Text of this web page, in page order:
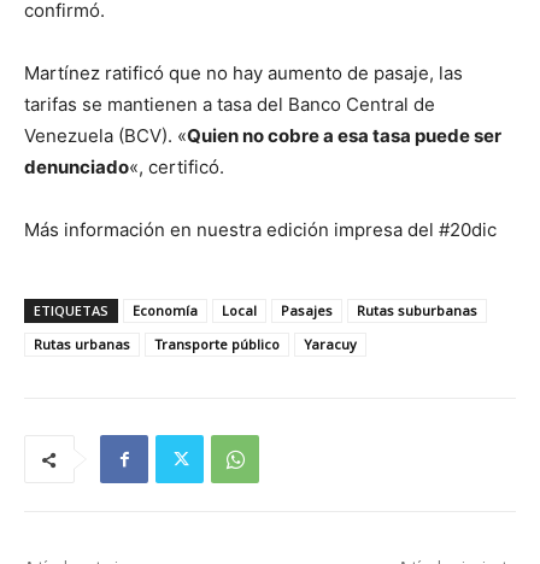
confirmó.
Martínez ratificó que no hay aumento de pasaje, las
tarifas se mantienen a tasa del Banco Central de
Venezuela (BCV). «Quien no cobre a esa tasa puede ser
denunciado«, certificó.
Más información en nuestra edición impresa del #20dic
ETIQUETAS Economía Local Pasajes
Rutas suburbanas
Rutas urbanas
Transporte público Yaracuy